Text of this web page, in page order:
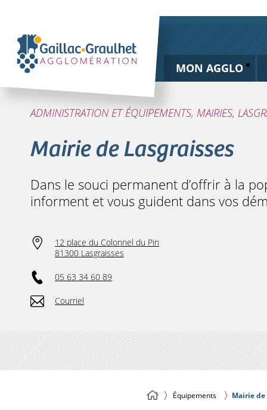
MON AGGLO
ADMINISTRATION ET ÉQUIPEMENTS, MAIRIES,
Mairie de Lasgraisses
Dans le souci permanent d’offrir à la
informent et vous guident dans vos
12 place du Colonnel du Pin
81300 Lasgraisses
05 63 34 60 89
Courriel
Équipements Mairie de